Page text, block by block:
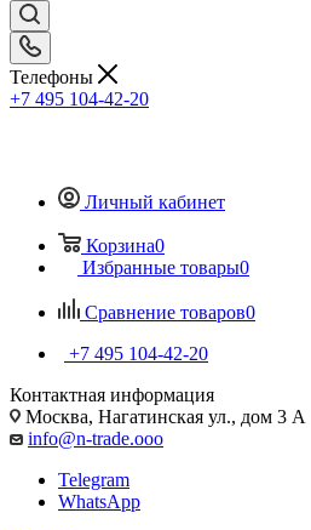
Телефоны
+7 495 104-42-20
Личный кабинет
Корзина0
Избранные товары0
Сравнение товаров0
+7 495 104-42-20
Контактная информация
Москва, Нагатинская ул., дом 3 А
info@n-trade.ooo
Telegram
WhatsApp